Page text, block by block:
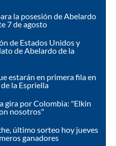
la posesión de Abelardo
7 de agosto
de Estados Unidos y
de Abelardo de la
estarán en primera fila en
la Espriella
gira por Colombia: "Elkin
nosotros"
último sorteo hoy jueves
ganadores